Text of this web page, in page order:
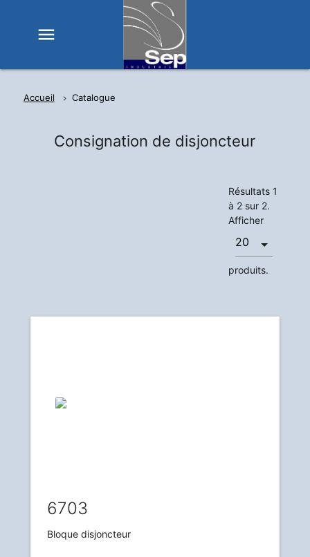
menu
Accueil Catalogue
Consignation de disjoncteur
Résultats 1
à 2 sur 2.
Afficher
produits.
6703
Bloque disjoncteur